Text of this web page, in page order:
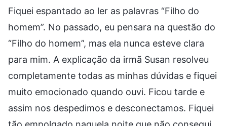
Fiquei espantado ao ler as palavras “Filho do
homem”. No passado, eu pensara na questão do
“Filho do homem”, mas ela nunca esteve clara
para mim. A explicação da irmã Susan resolveu
completamente todas as minhas dúvidas e fiquei
muito emocionado quando ouvi. Ficou tarde e
assim nos despedimos e desconectamos. Fiquei